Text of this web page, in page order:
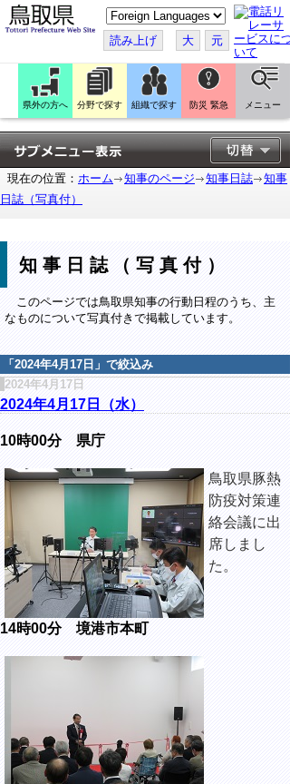
こ
の
ペ
ー
ジ
翻
訳
す
る
読み上げ 大 元
県外の方へ 分野で探す 組織で探す 防災 緊急 メニュー
現在の位置： ホーム 知事のページ 知事日誌
知事
日誌（写真付）
知事日誌（写真付）
このページでは鳥取県知事の行動日程のうち、主
なものについて写真付きで掲載しています。
「 2024年4月17日 」で絞込み
2024年4月17日
2024年4月17日（水）
10時00分 県庁
鳥取県豚熱
防疫対策連
絡会議に出
席しまし
た。
14時00分 境港市本町